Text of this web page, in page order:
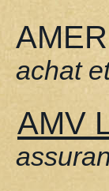
achat
AMV